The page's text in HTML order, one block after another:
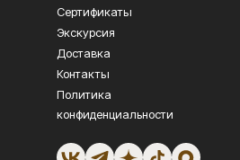
Сертификаты
Экскурсия
Доставка
Контакты
Политика
конфиденциальности